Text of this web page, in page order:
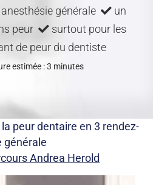
générale
un
peur
surtout pour les
de peur du dentiste
estimée : 3 minutes
peur dentaire en 3 rendez-
générale
Andrea Herold